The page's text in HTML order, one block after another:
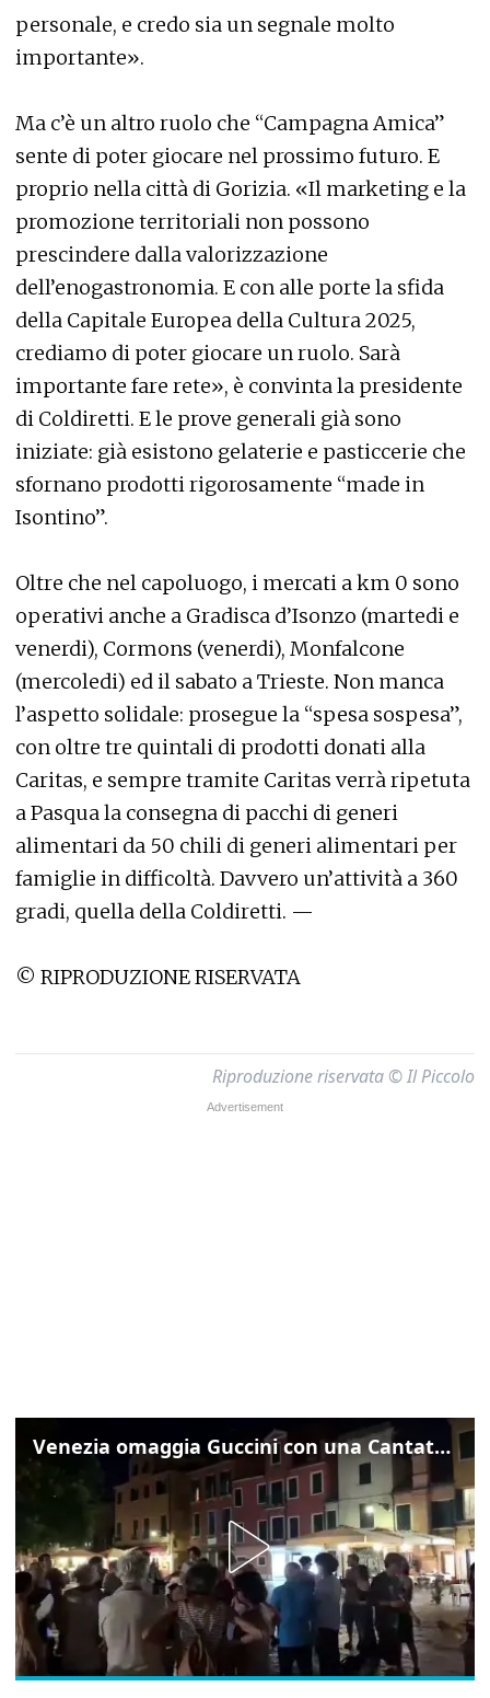
personale, e credo sia un segnale molto
importante».
Ma c’è un altro ruolo che “Campagna Amica”
sente di poter giocare nel prossimo futuro. E
proprio nella città di Gorizia. «Il marketing e la
promozione territoriali non possono
prescindere dalla valorizzazione
dell’enogastronomia. E con alle porte la sfida
della Capitale Europea della Cultura 2025,
crediamo di poter giocare un ruolo. Sarà
importante fare rete», è convinta la presidente
di Coldiretti. E le prove generali già sono
iniziate: già esistono gelaterie e pasticcerie che
sfornano prodotti rigorosamente “made in
Isontino”.
Oltre che nel capoluogo, i mercati a km 0 sono
operativi anche a Gradisca d’Isonzo (martedi e
venerdi), Cormons (venerdi), Monfalcone
(mercoledi) ed il sabato a Trieste. Non manca
l’aspetto solidale: prosegue la “spesa sospesa”,
con oltre tre quintali di prodotti donati alla
Caritas, e sempre tramite Caritas verrà ripetuta
a Pasqua la consegna di pacchi di generi
alimentari da 50 chili di generi alimentari per
famiglie in difficoltà. Davvero un’attività a 360
gradi, quella della Coldiretti. —
© RIPRODUZIONE RISERVATA
Riproduzione riservata © Il Piccolo
Venezia omaggia Guccini con una Cantata Anarchica in campo Santa Margherita